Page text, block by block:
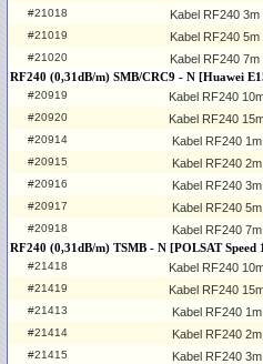
#21018 Kabel RF240
#21019 Kabel RF240
#21020 Kabel RF240
RF240 (0,31dB/m) SMB/CRC9 - N [Huawei
#20919 Kabel RF240
#20920 Kabel RF240
#20914 Kabel RF240
#20915 Kabel RF240
#20916 Kabel RF240
#20917 Kabel RF240
#20918 Kabel RF240
RF240 (0,31dB/m) TSMB - N [POLSAT Speed
#21418 Kabel RF240
#21419 Kabel RF240
#21413 Kabel RF240
#21414 Kabel RF240
#21415 Kabel RF240